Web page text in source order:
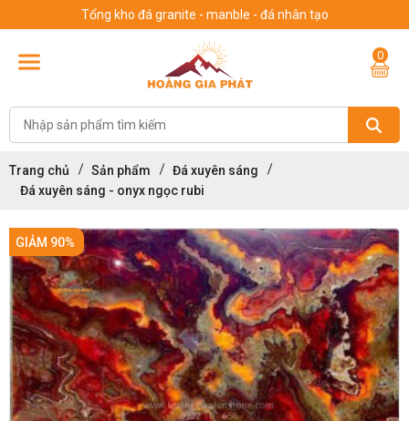
Tổng kho đá granite - manble - đá nhân tạo
0
Trang chủ Sản phẩm
Đá xuyên sáng
Đá xuyên sáng - onyx ngọc rubi
GIẢM 90%